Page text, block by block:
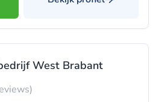
West Brabant